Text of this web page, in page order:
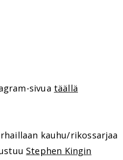
sivua täällä
kauhu/rikossarjaa
Stephen Kingin